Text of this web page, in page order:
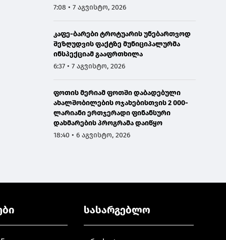
7:08 • 7 აგვისტო, 2026
კაფე-ბარები ტროტუარის უნებართვოდ
შეზღუდვის ფაქტზე მუნიციპალურმა
ინსპექციამ გააფრთხილა
6:37 • 7 აგვისტო, 2026
ფოთის მერიამ ფოთში დაბადებული
ახალშობილების ოჯახებისთვის 2 000-
ლარიანი ერთჯერადი ფინანსური
დახმარების პროგრამა დაიწყო
18:40 • 6 აგვისტო, 2026
სასარგებლო